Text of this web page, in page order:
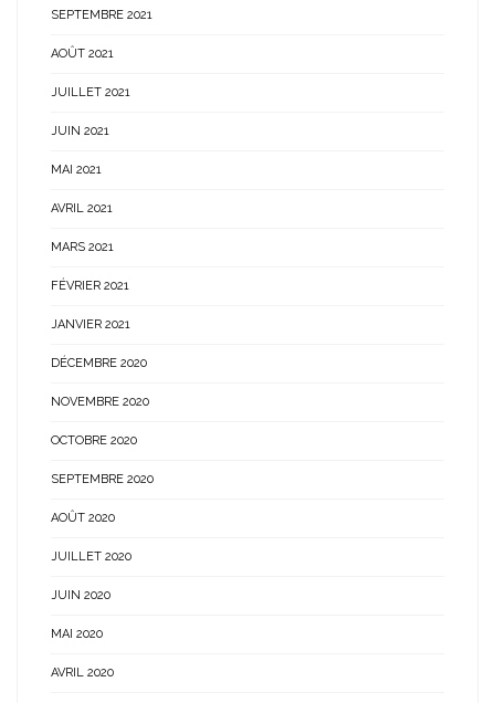
SEPTEMBRE 2021
AOÛT 2021
JUILLET 2021
JUIN 2021
MAI 2021
AVRIL 2021
MARS 2021
FÉVRIER 2021
JANVIER 2021
DÉCEMBRE 2020
NOVEMBRE 2020
OCTOBRE 2020
SEPTEMBRE 2020
AOÛT 2020
JUILLET 2020
JUIN 2020
MAI 2020
AVRIL 2020